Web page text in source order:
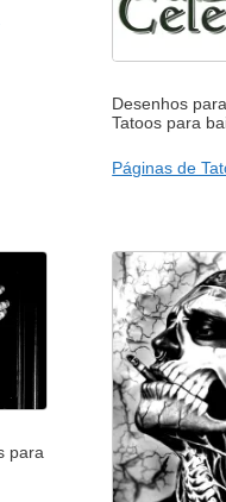
Desenhos
Tatoos para
Páginas de
para